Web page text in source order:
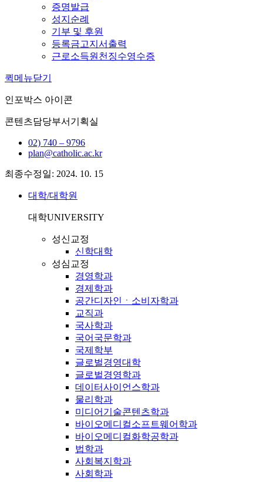
증명발급
성지순례
기부 및 후원
등록금고지서출력
근로소득원천징수영수증
퀵메뉴닫기
인포박스 아이콘
콘텐츠담당부서 기획실
02) 740 – 9796
plan@catholic.ac.kr
최종수정일: 2024. 10. 15
대학/대학원
대학UNIVERSITY
성신교정
신학대학
성심교정
경영학과
경제학과
공간디자인ㆍ소비자학과
교직과
국사학과
국어국문학과
국제학부
글로벌경영대학
글로벌경영학과
데이터사이언스학과
물리학과
미디어기술콘텐츠학과
바이오메디컬소프트웨어학과
바이오메디컬화학공학과
법학과
사회복지학과
사회학과